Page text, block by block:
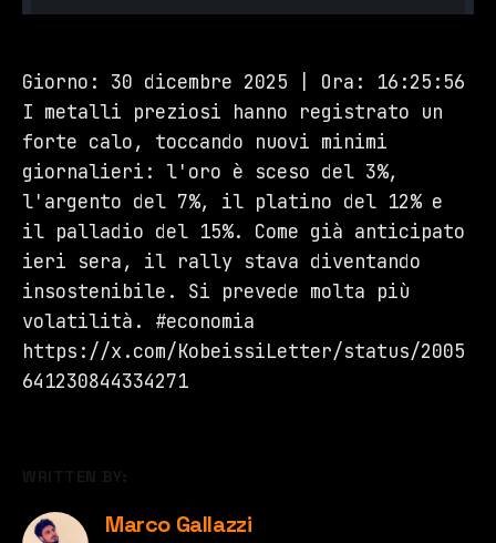
Giorno: 30 dicembre 2025 | Ora: 16:25:56
I metalli preziosi hanno registrato un
forte calo, toccando nuovi minimi
giornalieri: l'oro è sceso del 3%,
l'argento del 7%, il platino del 12% e
il palladio del 15%. Come già anticipato
ieri sera, il rally stava diventando
insostenibile. Si prevede molta più
volatilità. #economia
https://x.com/KobeissiLetter/status/2005
641230844334271
WRITTEN BY:
Marco Gallazzi